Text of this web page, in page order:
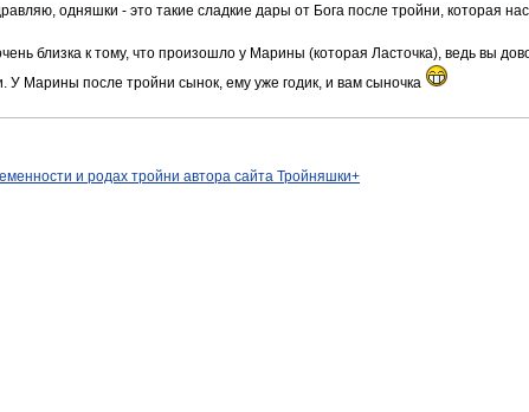
одняшки - это такие сладкие дары от Бога после тройни, которая
близка к тому, что произошло у Марины (которая Ласточка), ведь вы
У Марины после тройни сынок, ему уже годик, и вам сыночка
и родах тройни автора сайта Тройняшки+